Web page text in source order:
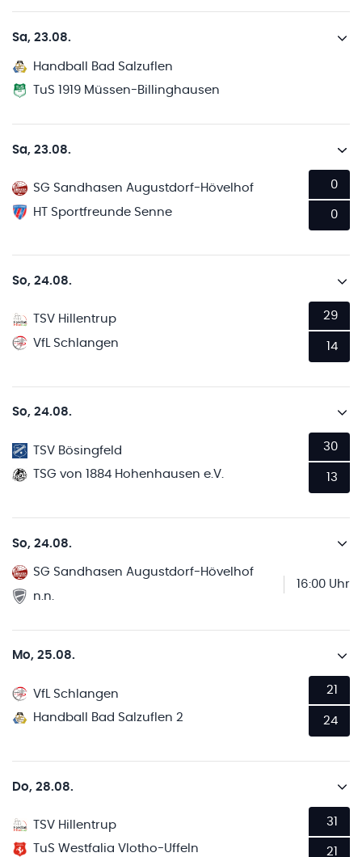
Sa, 23.08.
Handball Bad Salzuflen
TuS 1919 Müssen-Billinghausen
Sa, 23.08.
SG Sandhasen Augustdorf-Hövelhof
HT Sportfreunde Senne
0
0
So, 24.08.
TSV Hillentrup
VfL Schlangen
29
14
So, 24.08.
TSV Bösingfeld
TSG von 1884 Hohenhausen e.V.
30
13
So, 24.08.
SG Sandhasen Augustdorf-Hövelhof
n.n.
16:00 Uhr
Mo, 25.08.
VfL Schlangen
Handball Bad Salzuflen 2
21
24
Do, 28.08.
TSV Hillentrup
TuS Westfalia Vlotho-Uffeln
31
21